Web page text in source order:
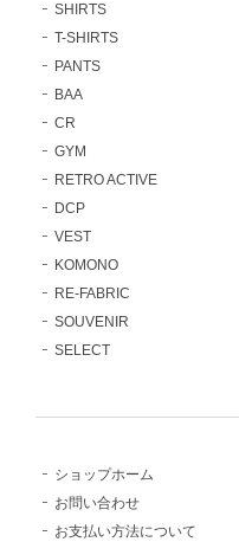
SHIRTS
T-SHIRTS
PANTS
BAA
CR
GYM
RETRO ACTIVE
DCP
VEST
KOMONO
RE-FABRIC
SOUVENIR
SELECT
ショップホーム
お問い合わせ
お支払い方法について